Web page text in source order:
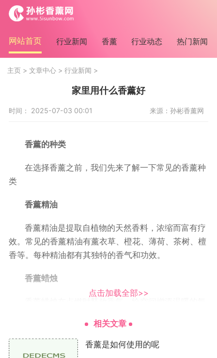
网站首页 行业新闻 香薰 行业动态 热门新闻
主页 > 文章中心 > 行业新闻 >
家里用什么香薰好
时间： 2025-07-03 00:01 来源：孙彬香薰网
香薰的种类
在选择香薰之前，我们先来了解一下常见的香薰种
类
香薰精油
香薰精油是提取自植物的天然香料，浓缩而富有疗
效。常见的香薰精油有薰衣草、橙花、薄荷、茶树、檀
香等。每种精油都有其独特的香气和功效。
香薰蜡烛
境。常见品牌有YANKEE CANDLE、BOUGIE等。
香薰棒
点击加载全部>>
相关文章
香薰是如何使用的呢